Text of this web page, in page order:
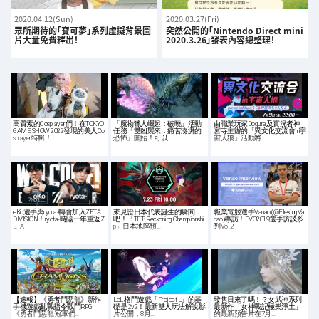
2020.04.12(Sun)
眾所期待的「寶可夢」系列虛擬背景圖
片大量免費釋出！
2020.03.27(Fri)
突然公開的「Nintendo Direct mini
2020.3.26」發表內容總整理！
高質素的Cosplayer們！在TOKYO
GAME SHOW 2022發現的美人Co
splayer特輯！
「魔物獵人崛起：破曉」活動
任務「雙凶襲來：痛苦澎湃的
恐怖」開始！可以…
由職業玩家Dogura及實況者神
宮寺主辦的「異文化交流會in宇
宙人狼」活動將…
eKo選手與ryota-轉會加入ZETA
DIVISION！ryota-時隔一年重返Z
ETA
來見證日本代表誕生的瞬間
吧！「TFT: Reckoning Championshi
p」日本地區預…
職業電競選手Vanao (@ElekingVa
nao)專訪！EVO2019選手訪談系
列Vol.2
【速報】《勇者鬥惡龍》新作
手機遊戲亂戰指令戰鬥RPG
《勇者鬥惡龍 冠軍們…
LoL 格鬥遊戲「Project L」的基
礎是 2v2！最新雙人玩法解說影
片公開，8月…
發售日來了嗎！？女武神系列
最新作「女神戰記極樂淨土」
的最新預告片在7月…